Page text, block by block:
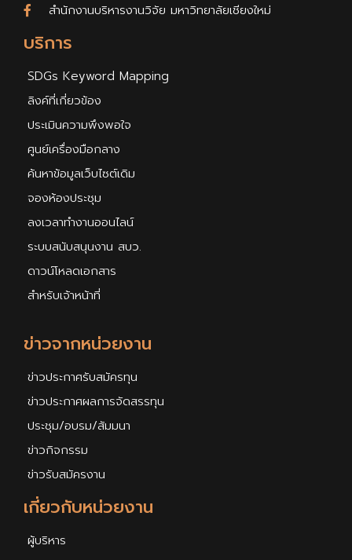
เกี่ยวกับหน่วยงาน
ผู้บริหาร
ข่าวจากหน่วยงาน
ข่าวประกาศรับสมัครทุน
ข่าวประกาศผลการจัดสรรทุน
ประชุม/อบรม/สัมมนา
ข่าวกิจกรรม
ข่าวรับสมัครงาน
บริการ
SDGs Keyword Mapping
ลิงค์ที่เกี่ยวข้อง
ประเมินความพึงพอใจ
ศูนย์เครื่องมือกลาง
ค้นหาข้อมูลเว็บไซต์เดิม
จองห้องประชุม
ลงเวลาทำงานออนไลน์
ระบบสนับสนุนงาน สบว.
ดาวน์โหลดเอกสาร
สำหรับเจ้าหน้าที่
สำนักงานบริหารงานวิจัย มหาวิทยาลัยเชียงใหม่